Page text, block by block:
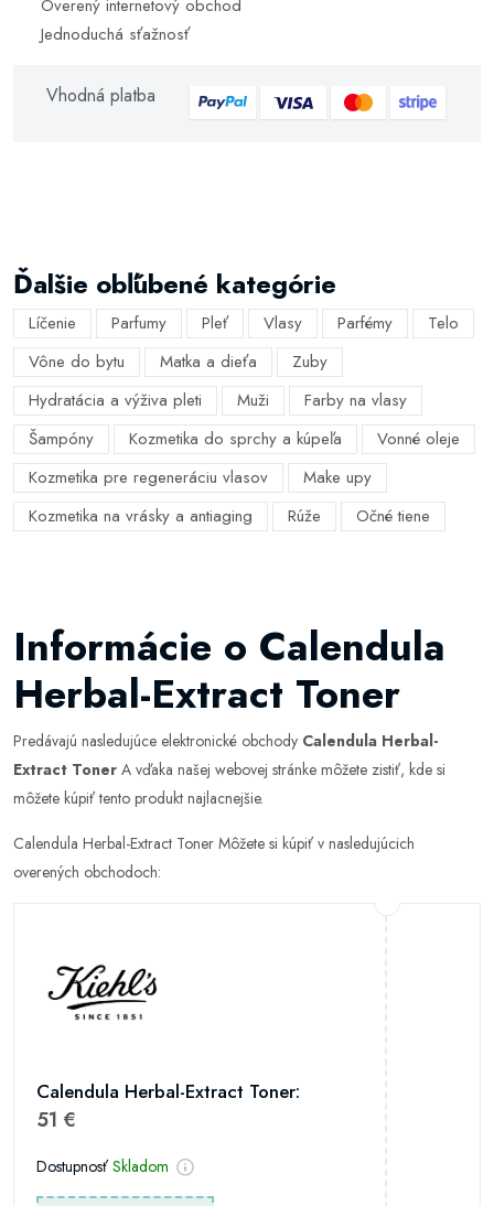
Overený internetový obchod
Jednoduchá sťažnosť
Vhodná platba
Ďalšie obľúbené kategórie
Líčenie Parfumy Pleť Vlasy Parfémy
Telo
Vône do bytu
Matka a dieťa
Zuby
Hydratácia a výživa pleti
Muži
Farby na vlasy
Šampóny
Kozmetika do sprchy a kúpeľa
Vonné oleje
Kozmetika pre regeneráciu vlasov
Make upy
Kozmetika na vrásky a antiaging
Rúže Očné tiene
Informácie o Calendula
Herbal-Extract Toner
Predávajú nasledujúce elektronické obchody Calendula Herbal-
Extract Toner A vďaka našej webovej stránke môžete zistiť, kde si
môžete kúpiť tento produkt najlacnejšie.
Calendula Herbal-Extract Toner Môžete si kúpiť v nasledujúcich
overených obchodoch:
Calendula Herbal-Extract Toner:
51 €
Dostupnosť Skladom